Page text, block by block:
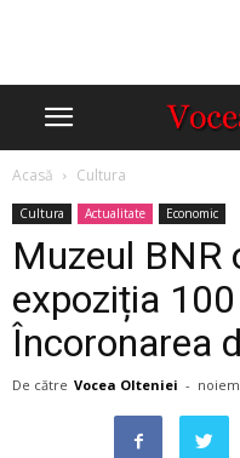
Acasă Cultura
Cultura Actualitate Economic
Muzeul BNR
expoziția
Încoronarea
De către Vocea Olteniei -